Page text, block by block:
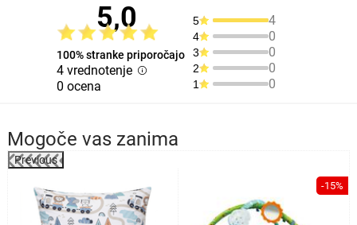
5,0
100% stranke priporočajo
4 vrednotenje
0 ocena
5 4
4 0
3 0
2 0
1 0
Mogoče vas zanima
Previous
-15%